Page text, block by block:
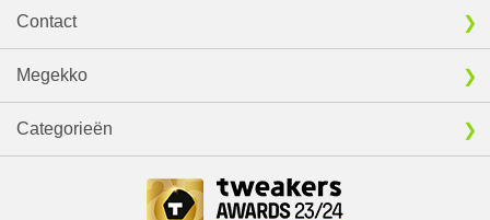
Contact
Megekko
Categorieën